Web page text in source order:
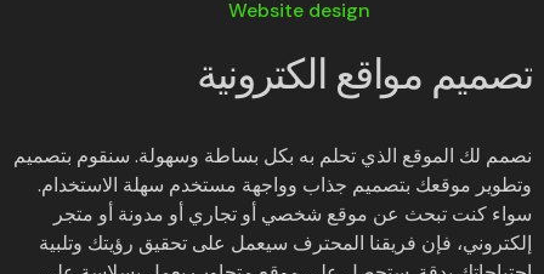
Website design
تصميم مواقع الكترونية
نصمم لك الموقع الذي تحلم به بكل بساطة وسهولة. سنقوم بتصميم
وتطوير موقعك بتصميم جذاب وواجهة مستخدم سهلة الاستخدام.
سواء كنت تبحث عن موقع شخصي أو تجاري أو مدونة أو متجر
إلكتروني، فإن فريقنا المحترف سيعمل على تحقيق رؤيتك وتلبية